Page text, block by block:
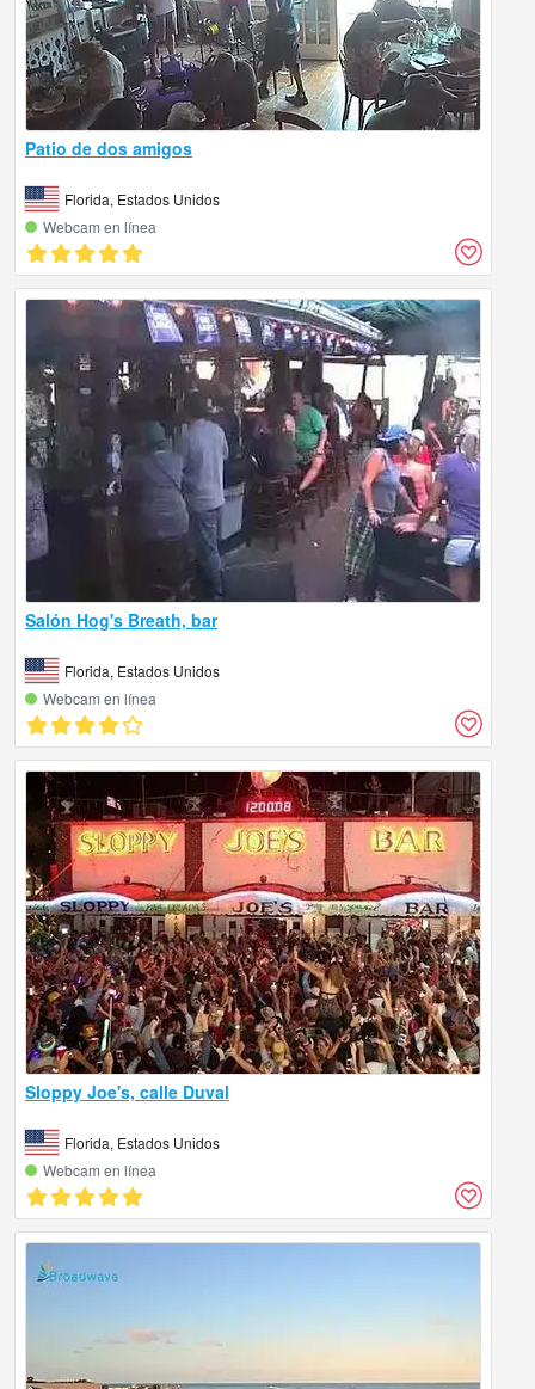
Patio de dos amigos
Florida, Estados Unidos
Webcam en línea
Salón Hog's Breath, bar
Florida, Estados Unidos
Webcam en línea
Sloppy Joe's, calle Duval
Florida, Estados Unidos
Webcam en línea